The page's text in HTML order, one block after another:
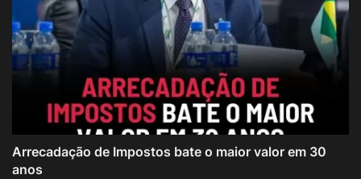
Arrecadação de Impostos bate o maior valor em 30
anos